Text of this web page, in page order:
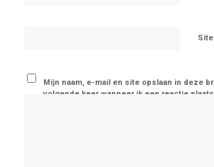
Site
Mijn naam, e-mail en site opslaan in deze
volgende keer wanneer ik een reactie plaats.